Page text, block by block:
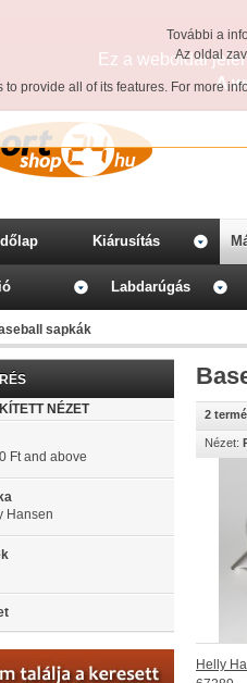
További a
Az oldal
to provide all of its features. For more
Ez a weboldal
A
Kiárusítás
Labdarúgás
sapkák
NÉZET
Ftand above
Hansen
2
Nézet:
Helly